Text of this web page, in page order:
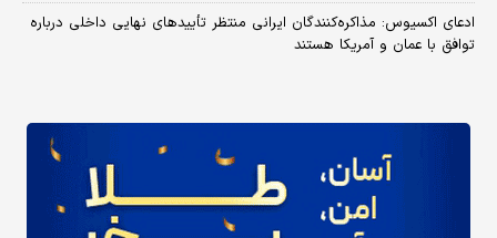
ادعای اکسیوس: مذاکره‌کنندگان ایرانی منتظر تأییدهای نهایی داخلی درباره
توافق با عمان و آمریکا هستند